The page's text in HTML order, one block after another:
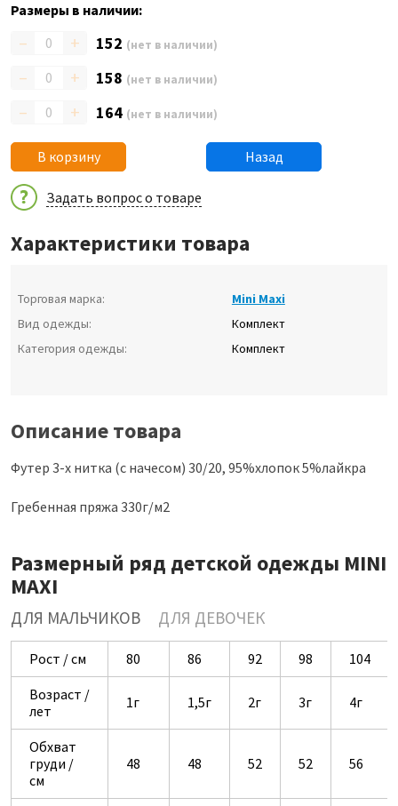
Размеры в наличии:
– + 152 (нет в наличии)
– + 158 (нет в наличии)
– + 164 (нет в наличии)
В корзину Назад
Задать вопрос о товаре
Характеристики товара
Торговая марка:
Mini Maxi
Вид одежды:
Комплект
Категория одежды:
Комплект
Описание товара
Футер 3-х нитка (с начесом) 30/20, 95%хлопок 5%лайкра
Гребенная пряжа 330г/м2
Размерный ряд детской одежды MINI
MAXI
ДЛЯ МАЛЬЧИКОВ ДЛЯ ДЕВОЧЕК
Рост / см 80 86 92 98
104
Возраст /
лет
1г 1,5г 2г 3г 4г
Обхват
груди /
см
48 48 52 52 56